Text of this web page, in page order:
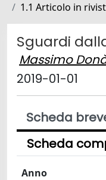
1.1 Articolo in
Sguardi
Massimo
2019-01-01
Scheda
Scheda
Anno